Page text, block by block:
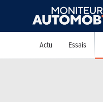
Actu Essais